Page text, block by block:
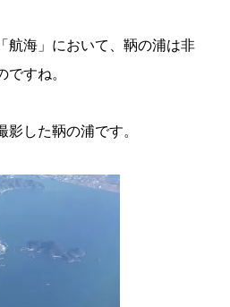
航海」において、鞆の浦は非
すね。
した鞆の浦です。